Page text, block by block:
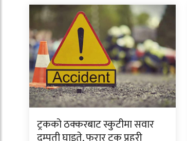
ट्रकको ठक्करबाट स्कुटीमा सवार